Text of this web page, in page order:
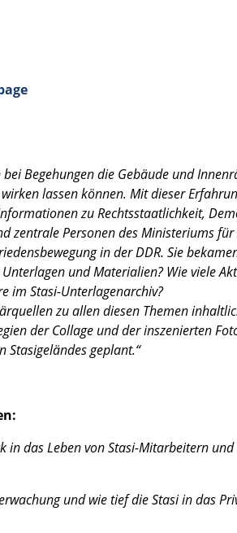
Begehun­gen die Gebäude und
lassen können. Mit dieser
zu Rechts­staat­lich­keit,
zentrale Perso­nen des Minis­te­ri­ums
in der DDR. Sie
und Materia­lien? Wie viele
im Stasi-Unterlagenarchiv?
zu allen diesen Themen
der Collage und der insze­nier­ten
Stasige­län­des geplant.“
in das Leben von Stasi-Mitarbeitern
und wie tief die Stasi in das